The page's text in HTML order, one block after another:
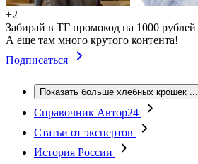
+2
Забирай в ТГ промокод на 1000 рублей
А еще там много крутого контента!
Подписаться
Показать больше хлебных крошек ...
Справочник Автор24
Статьи от экспертов
История России